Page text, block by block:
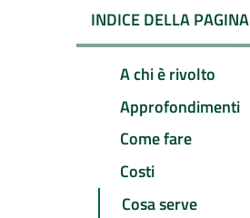
INDICE DELLA PAGINA
A chi è rivolto
Approfondimenti
Come fare
Costi
Cosa serve